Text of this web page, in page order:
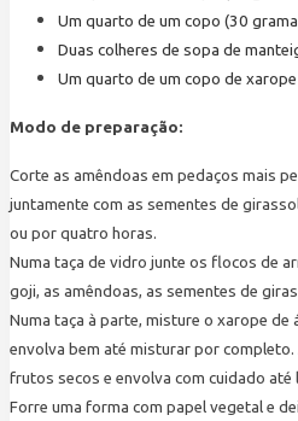
Um quarto de um copo (30
Duas colheres de sopa de
Um quarto de um copo de xarope
Modo de preparação:
Corte as amêndoas em pedaços mais
juntamente com as sementes de
ou por quatro horas.
Numa taça de vidro junte os flocos de
goji, as amêndoas, as sementes de
Numa taça à parte, misture o xarope de
envolva bem até misturar por
frutos secos e envolva com cuidado
Forre uma forma com papel vegetal e